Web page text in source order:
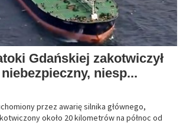
Gdańskiej zakotwiczył
niesp...
przez awarię silnika głównego,
około 20 kilometrów na północ od